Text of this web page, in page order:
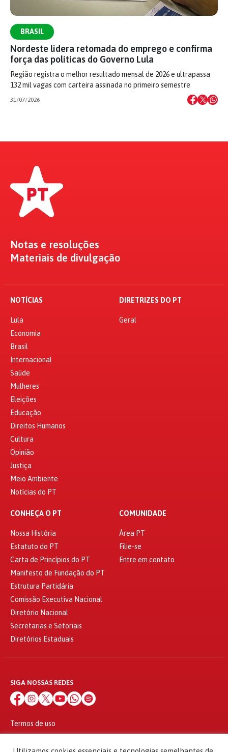
BRASIL
Nordeste lidera retomada do emprego e confirma
força das políticas do Governo Lula
Região registra o melhor resultado mensal de 2026 e ultrapassa
132 mil vagas com carteira assinada no primeiro semestre
31/07/2026
Notas e resoluções
Materiais de divulgação
NOTÍCIAS
Lula
Economia
Brasil
Internacional
Saúde
Mulheres
Eleições
Educação
Direitos Humanos
Cultura
Opinião
Justiça
Meio Ambiente
Notícias do PT
DIRETRIZES DO PT
Geral
CONHEÇA O PT
Nossa História
Estatuto do PT
Carta de Princípios do PT
Manifesto de Fundação do PT
Estrutura Partidária
Comissão Executiva Nacional
Diretório Nacional
Secretarias e Setoriais
Diretórios Estaduais
COMUNIDADE
Área PT
Filie-se
Entre em contato
SIGA NOSSAS REDES
Termos de uso
© 2010 - 2026